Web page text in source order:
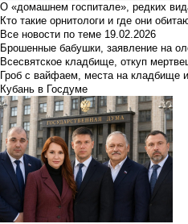
О «домашнем госпитале», редких
Кто такие орнитологи и где они
Все новости по теме 19.02.2026
Брошенные бабушки, заявление на
Всесвятское кладбище, откуп
Гроб с вайфаем, места на кладбище
Кубань в Госдуме